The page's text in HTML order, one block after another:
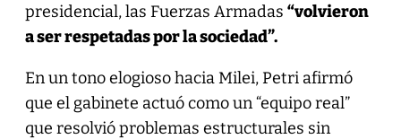
presidencial, las Fuerzas Armadas “volvieron
a ser respetadas por la sociedad”.
En un tono elogioso hacia Milei, Petri afirmó
que el gabinete actuó como un “equipo real”
que resolvió problemas estructurales sin